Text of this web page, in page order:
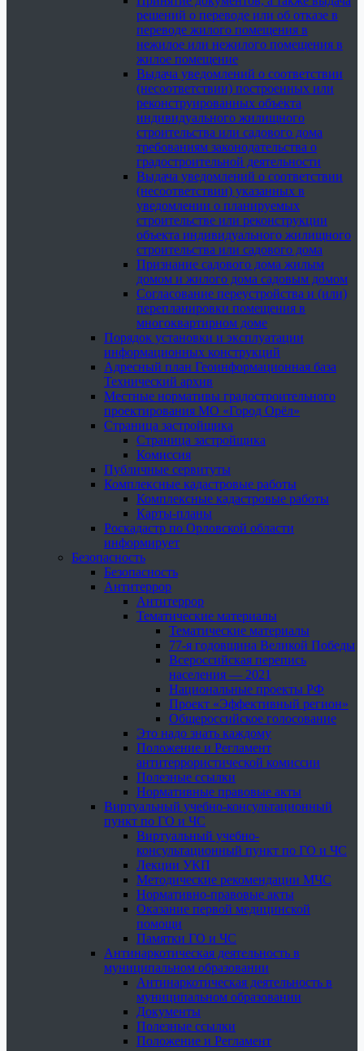
решений о переводе или об отказе в
переводе жилого помещения в
нежилое или нежилого помещения в
жилое помещение
Выдача уведомлений о соответствии
(несоответствии) построенных или
реконструированных объекта
индивидуального жилищного
строительства или садового дома
требованиям законодательства о
градостроительной деятельности
Выдача уведомлений о соответствии
(несоответствии) указанных в
уведомлении о планируемых
строительстве или реконструкции
объекта индивидуального жилищного
строительства или садового дома
Признание садового дома жилым
домом и жилого дома садовым домом
Согласование переустройства и (или)
перепланировки помещения в
многоквартирном доме
Порядок установки и эксплуатации
информационных конструкций
Адресный план Геоинформационная база
Технический архив
Местные нормативы градостроительного
проектирования МО «Город Орёл»
Страница застройщика
Страница застройщика
Комиссия
Публичные сервитуты
Комплексные кадастровые работы
Комплексные кадастровые работы
Карты-планы
Роскадастр по Орловской области
информирует
Безопасность
Безопасность
Антитеррор
Антитеррор
Тематические материалы
Тематические материалы
77-я годовщина Великой Победы
Всероссийская перепись
населения — 2021
Национальные проекты РФ
Проект «Эффективный регион»
Общероссийское голосование
Это надо знать каждому
Положение и Регламент
антитеррористической комиссии
Полезные ссылки
Нормативные правовые акты
Виртуальный учебно-консультационный
пункт по ГО и ЧС
Виртуальный учебно-
консультационный пункт по ГО и ЧС
Лекции УКП
Методические рекомендации МЧС
Нормативно-правовые акты
Оказание первой медицинской
помощи
Памятки ГО и ЧС
Антинаркотическая деятельность в
муниципальном образовании
Антинаркотическая деятельность в
муниципальном образовании
Документы
Полезные ссылки
Положение и Регламент